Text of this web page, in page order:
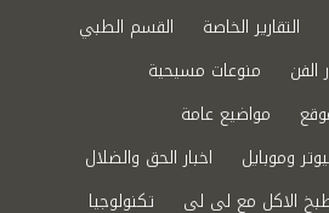
التقارير الخاصة
القسم الطبي
الفن
منوعات مسيحية
مواضيع عامة
وموبايل
اخبار الحق والضلال
الاكل مع لى لى تكنولوجيا